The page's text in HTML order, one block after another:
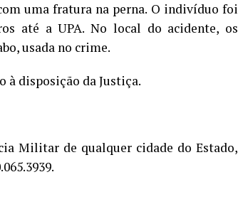
uma fratura na perna. O indivíduo foi
até a UPA. No local do acidente, os
usada no crime.
à disposição da Justiça.
Militar de qualquer cidade do Estado,